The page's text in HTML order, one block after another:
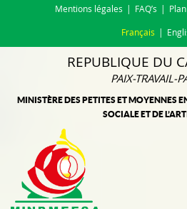
Mentions légales FAQ’s
Français
REPUBLIQUE DU
PAIX-TRAVAIL-
MINISTÈRE DES PETITES ET MOYENNES
SOCIALE ET DE